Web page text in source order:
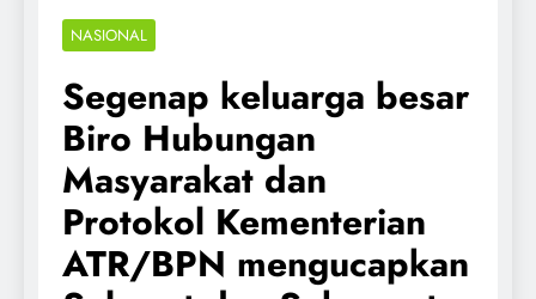
NASIONAL
Segenap keluarga besar
Biro Hubungan
Masyarakat dan
Protokol Kementerian
ATR/BPN mengucapkan